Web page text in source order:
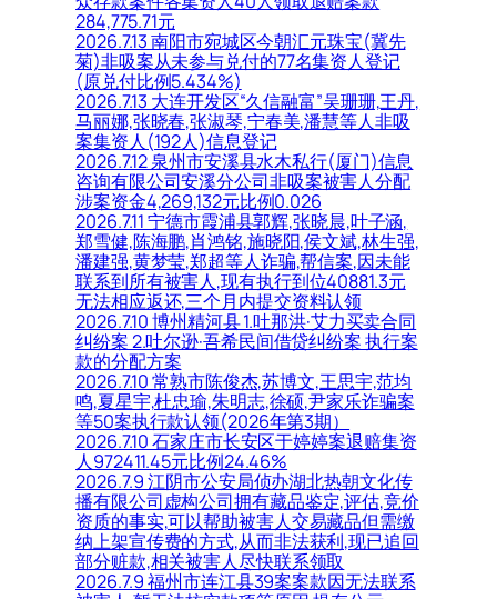
284,775.71元
2026.7.13 南阳市宛城区今朝汇元珠宝(冀先
菊)非吸案从未参与兑付的77名集资人登记
(原兑付比例5.434%)
2026.7.13 大连开发区“久信融富”吴珊珊,王丹,
马丽娜,张晓春,张淑琴,宁春美,潘慧等人非吸
案集资人(192人)信息登记
2026.7.12 泉州市安溪县水木私行(厦门)信息
咨询有限公司安溪分公司非吸案被害人分配
涉案资金4,269,132元比例0.026
2026.7.11 宁德市霞浦县郭辉,张晓晨,叶子涵,
郑雪健,陈海鹏,肖鸿铭,施晓阳,侯文斌,林生强,
潘建强,黄梦莹,郑超等人诈骗,帮信案,因未能
联系到所有被害人,现有执行到位40881.3元
无法相应返还,三个月内提交资料认领
2026.7.10 博州精河县 1.吐那洪·艾力买卖合同
纠纷案 2.吐尔逊·吾希民间借贷纠纷案 执行案
款的分配方案
2026.7.10 常熟市陈俊杰,苏博文,王思宇,范均
鸣,夏星宇,杜忠瑜,朱明志,徐硕,尹家乐诈骗案
等50案执行款认领(2026年第3期）
2026.7.10 石家庄市长安区于婷婷案退赔集资
人972411.45元比例24.46%
2026.7.9 江阴市公安局侦办湖北热朝文化传
播有限公司虚构公司拥有藏品鉴定,评估,竞价
资质的事实,可以帮助被害人交易藏品但需缴
纳上架宣传费的方式,从而非法获利,现已追回
部分赃款,相关被害人尽快联系领取
2026.7.9 福州市连江县39案案款因无法联系